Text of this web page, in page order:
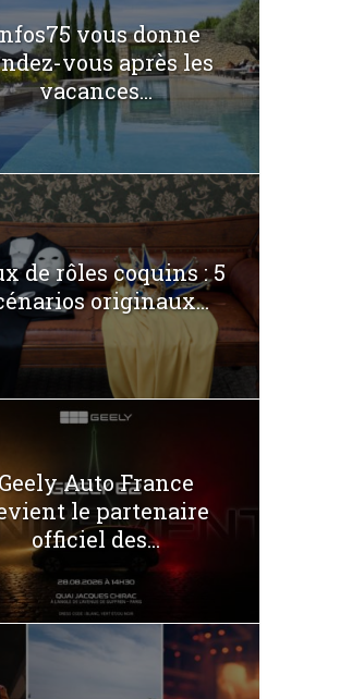
vous donne
vous après les
vacances...
de rôles coquins : 5
originaux...
Geely Auto France
le partenaire
officiel des...